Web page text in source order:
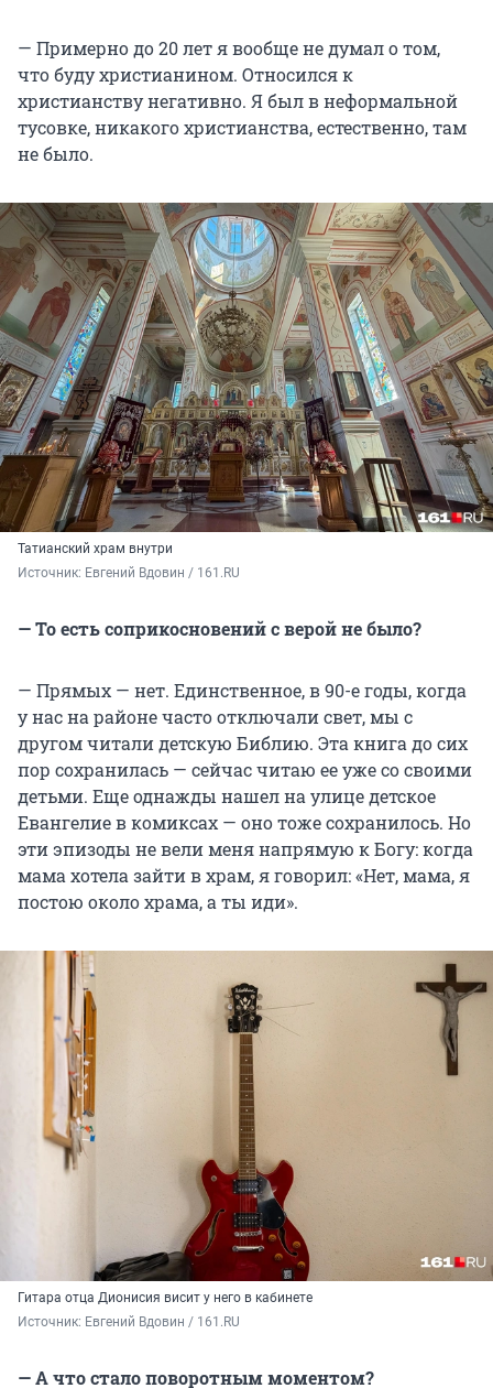
— Примерно до 20 лет я вообще не думал о том,
что буду христианином. Относился к
христианству негативно. Я был в неформальной
тусовке, никакого христианства, естественно, там
не было.
Татианский храм внутри
Источник: Евгений Вдовин / 161.RU
— То есть соприкосновений с верой не было?
— Прямых — нет. Единственное, в 90-е годы, когда
у нас на районе часто отключали свет, мы с
другом читали детскую Библию. Эта книга до сих
пор сохранилась — сейчас читаю ее уже со своими
детьми. Еще однажды нашел на улице детское
Евангелие в комиксах — оно тоже сохранилось. Но
эти эпизоды не вели меня напрямую к Богу: когда
мама хотела зайти в храм, я говорил: «Нет, мама, я
постою около храма, а ты иди».
Гитара отца Дионисия висит у него в кабинете
Источник: Евгений Вдовин / 161.RU
— А что стало поворотным моментом?